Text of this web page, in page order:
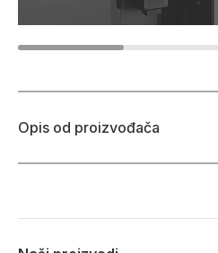
Opis od proizvođača